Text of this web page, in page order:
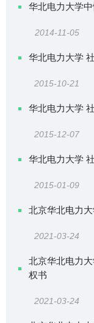
华北电力大学
2014-11-05
华北电力大学
2015-10-21
华北电力大学
2015-12-07
华北电力大学
2015-01-09
北京华北电力
2021-03-24
北京华北电力
权书
2021-03-24